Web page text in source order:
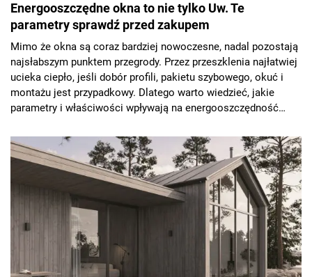
Energooszczędne okna to nie tylko Uw. Te
parametry sprawdź przed zakupem
Mimo że okna są coraz bardziej nowoczesne, nadal pozostają
najsłabszym punktem przegrody. Przez przeszklenia najłatwiej
ucieka ciepło, jeśli dobór profili, pakietu szybowego, okuć i
montażu jest przypadkowy. Dlatego warto wiedzieć, jakie
parametry i właściwości wpływają na energooszczędność